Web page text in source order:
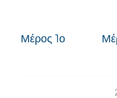
Μέρος 1ο